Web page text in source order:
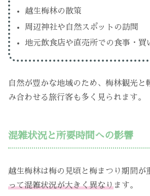
越生梅林の散策
周辺神社や自然スポットの訪問
地元飲食店や直売所での食事・買
自然が豊かな地域のため、梅林観光と
み合わせる旅行客も多く見られます。
混雑状況と所要時間への影響
越生梅林は梅の見頃と梅まつり期間が
って混雑状況が大きく異なります。